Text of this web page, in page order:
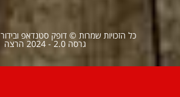
כל הזכויות שמרות © דופק סטנדאפ ובידור 2014-2024.
גרסה 2.0 - 2024 הרצה